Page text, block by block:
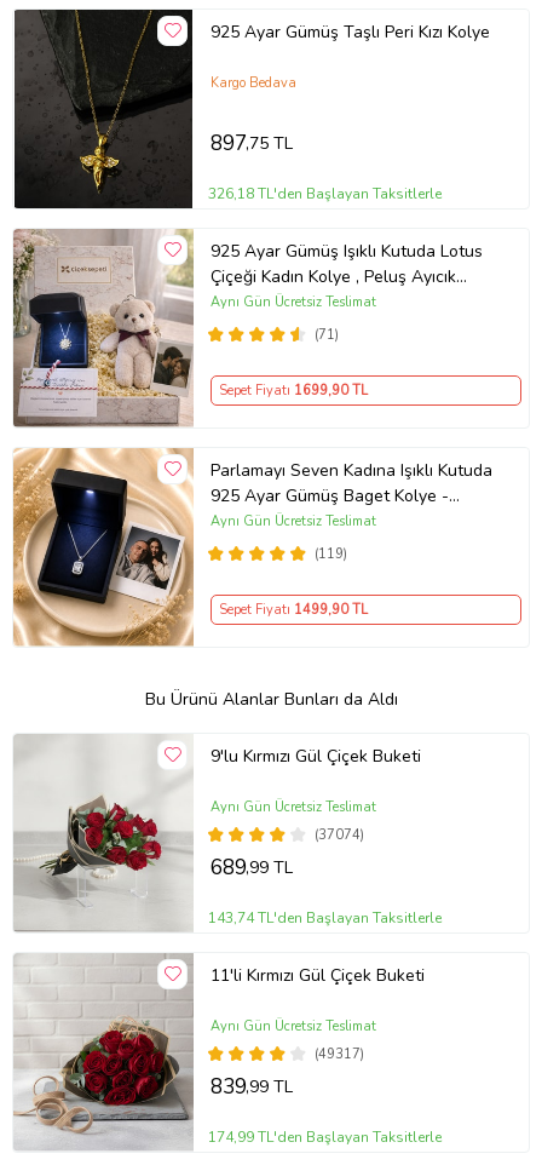
925 Ayar Gümüş Taşlı Peri Kızı Kolye
Kargo Bedava
897,75 TL
326,18 TL'den Başlayan Taksitlerle
925 Ayar Gümüş Işıklı Kutuda Lotus
Çiçeği Kadın Kolye , Peluş Ayıcık
Anahtarlık Marteniçka Bileklik,
Polaroid Fotoğraf Hediye
(71)
Aynı Gün Ücretsiz Teslimat
Sepet Fiyatı 1699,90 TL
Parlamayı Seven Kadına Işıklı Kutuda
925 Ayar Gümüş Baget Kolye -
Kişiye Özel Fotoğraf Hediye
(119)
Aynı Gün Ücretsiz Teslimat
Sepet Fiyatı 1499,90 TL
Bu Ürünü Alanlar Bunları da Aldı
9'lu Kırmızı Gül Çiçek Buketi
(37074)
Aynı Gün Ücretsiz Teslimat
689,99 TL
143,74 TL'den Başlayan Taksitlerle
11'li Kırmızı Gül Çiçek Buketi
(49317)
Aynı Gün Ücretsiz Teslimat
839,99 TL
174,99 TL'den Başlayan Taksitlerle